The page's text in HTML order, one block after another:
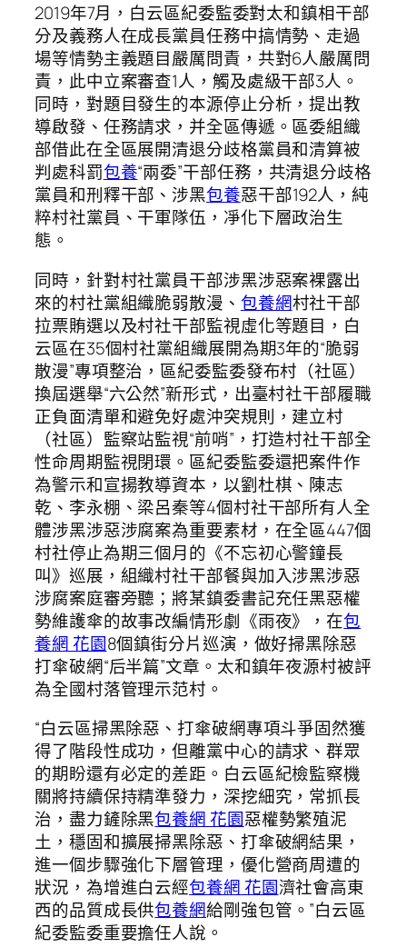
2019年7月，白云區紀委監委對太和鎮相干部
分及義務人在成長黨員任務中搞情勢、走過
場等情勢主義題目嚴厲問責，共對6人嚴厲問
責，此中立案審查1人，觸及處級干部3人。
同時，對題目發生的本源停止分析，提出教
導啟發、任務請求，并全區傳遞。區委組織
部借此在全區展開清退分歧格黨員和清算被
判處科罰包養“兩委”干部任務，共清退分歧格
黨員和刑釋干部、涉黑包養惡干部192人，純
粹村社黨員、干軍隊伍，凈化下層政治生
態。
同時，針對村社黨員干部涉黑涉惡案裸露出
來的村社黨組織脆弱散漫、 包養網村社干部
拉票賄選以及村社干部監視虛化等題目，白
云區在35個村社黨組織展開為期3年的“脆弱
散漫”專項整治，區紀委監委發布村（社區）
換屆選舉“六公然”新形式，出臺村社干部履職
正負面清單和避免好處沖突規則，建立村
（社區）監察站監視“前哨”，打造村社干部全
性命周期監視閉環。區紀委監委還把案件作
為警示和宣揚教導資本，以劉杜棋、陳志
乾、李永棚、梁呂秦等4個村社干部所有人全
體涉黑涉惡涉腐案為重要素材，在全區447個
村社停止為期三個月的《不忘初心警鐘長
叫》巡展，組織村社干部餐與加入涉黑涉惡
涉腐案庭審旁聽；將某鎮委書記充任黑惡權
勢維護傘的故事改編情形劇《雨夜》，在包
養網 花園8個鎮街分片巡演，做好掃黑除惡
打傘破網“后半篇”文章。太和鎮年夜源村被評
為全國村落管理示范村。
“白云區掃黑除惡、打傘破網專項斗爭固然獲
得了階段性成功，但離黨中心的請求、群眾
的期盼還有必定的差距。白云區紀檢監察機
關將持續保持精準發力，深挖細究，常抓長
治，盡力鏟除黑包養網 花園惡權勢繁殖泥
土，穩固和擴展掃黑除惡、打傘破網結果，
進一個步驟強化下層管理，優化營商周遭的
狀況，為增進白云經包養網 花園濟社會高東
西的品質成長供包養網給剛強包管。”白云區
紀委監委重要擔任人說。